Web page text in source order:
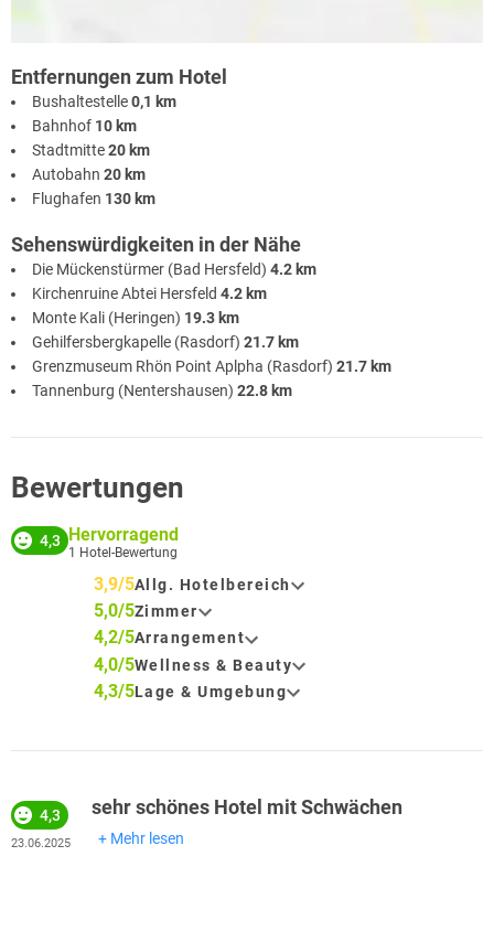
Entfernungen zum Hotel
Bushaltestelle0,1 km
Bahnhof 10 km
Stadtmitte20 km
Autobahn 20 km
Flughafen 130 km
Sehenswürdigkeiten in der Nähe
Die Mückenstürmer (Bad Hersfeld) 4.2 km
Kirchenruine Abtei Hersfeld 4.2 km
Monte Kali (Heringen) 19.3 km
Gehilfersbergkapelle (Rasdorf) 21.7 km
Grenzmuseum Rhön Point Aplpha (Rasdorf) 21.7 km
Tannenburg (Nentershausen) 22.8 km
Bewertungen
4,3 Hervorragend
1 Hotel-Bewertung
3,9/5Allg. Hotelbereich
5,0/5Zimmer
4,2/5Arrangement
4,0/5Wellness & Beauty
4,3/5Lage & Umgebung
sehr schönes Hotel mit Schwächen
4,3
23.06.2025 Mehr lesen